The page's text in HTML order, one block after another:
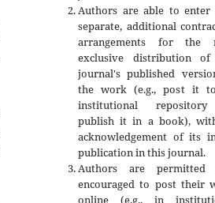
Authors are able to enter
separate, additional
arrangements for the
exclusive distribution
journal's published
the work (e.g., post it
institutional
publish it in a book),
acknowledgement of its
publication in this journal.
Authors are permitted
encouraged to post their
online (e.g., in